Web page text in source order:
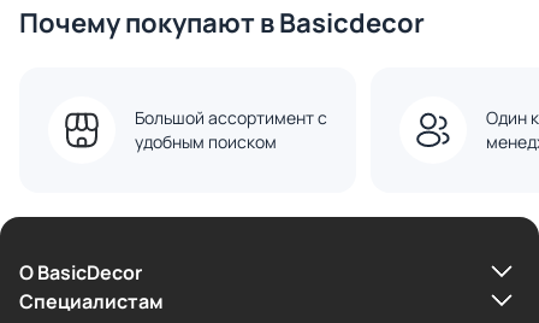
Почему покупают в Basicdecor
Большой ассортимент с
удобным поиском
Один
О BasicDecor
Cпециалистам